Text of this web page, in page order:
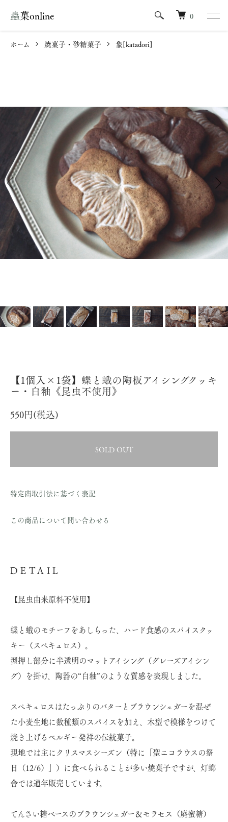
蟲菓online 0
ホーム 焼菓子・砂糖菓子 象[katadori]
【1個入×1袋】蝶と蛾の陶板アイシングクッキ
ー・白釉《昆虫不使用》
550円(税込)
SOLD OUT
特定商取引法に基づく表記
この商品について問い合わせる
DETAIL
【昆虫由来原料不使用】
蝶と蛾のモチーフをあしらった、ハード食感のスパイスクッ
キー（スペキュロス）。
型押し部分に半透明のマットアイシング（グレーズアイシン
グ）を掛け、陶器の“白釉”のような質感を表現しました。
スペキュロスはたっぷりのバターとブラウンシュガーを混ぜ
た小麦生地に数種類のスパイスを加え、木型で模様をつけて
焼き上げるベルギー発祥の伝統菓子。
現地では主にクリスマスシーズン（特に「聖ニコラウスの祭
日（12/6）」）に食べられることが多い焼菓子ですが、灯螂
舎では通年販売しています。
てんさい糖ベースのブラウンシュガー＆モラセス（廃蜜糖）